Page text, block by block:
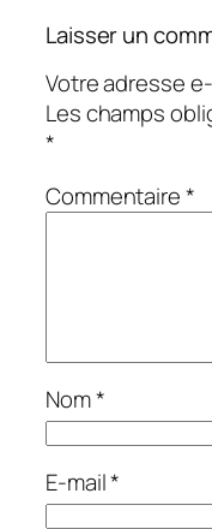
Laisser un
Votre adresse
Les champs
*
Commentaire*
Nom*
E-mail*